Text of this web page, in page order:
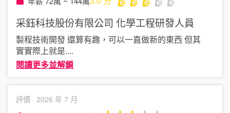
采鈺科技股份有限公司 化學工程研發人員
製程技術開發 還算有趣，可以一直做新的東西 但其
實實際上就是....
閱讀更多並解鎖
評價 · 2026 年 7 月